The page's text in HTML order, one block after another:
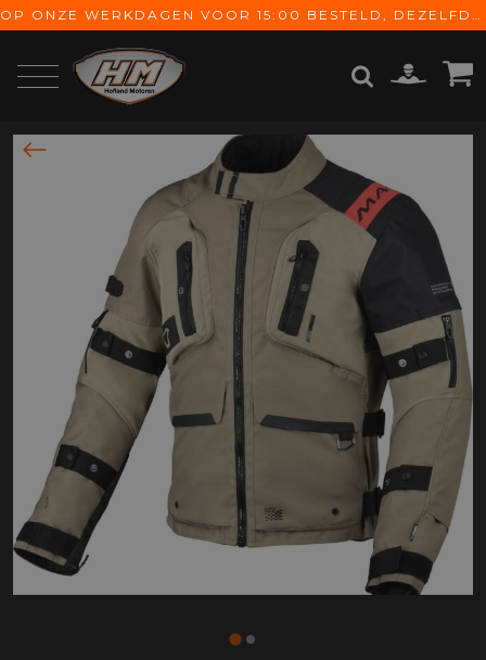
OP ONZE WERKDAGEN VOOR 15:00 BESTELD, DEZELFDE DAG VERZONDEN! GRATIS VERZENDING VANAF € 65,-